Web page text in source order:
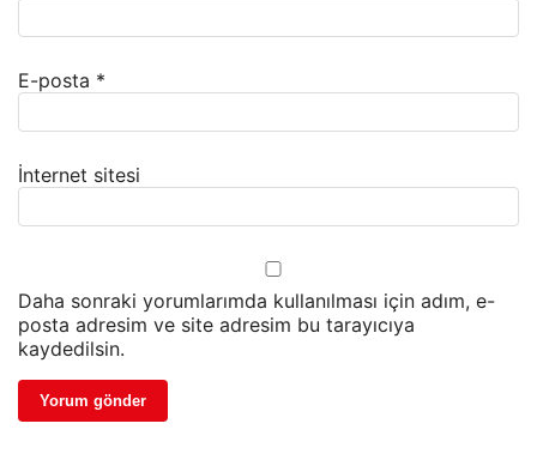
E-posta *
İnternet sitesi
Daha sonraki yorumlarımda kullanılması için adım, e-
posta adresim ve site adresim bu tarayıcıya
kaydedilsin.